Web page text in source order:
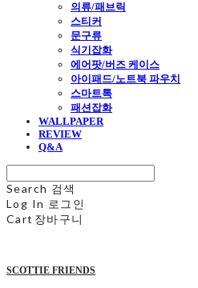
의류/패브릭
스티커
문구류
식기잡화
에어팟/버즈 케이스
아이패드/노트북 파우치
스마트톡
패션잡화
WALLPAPER
REVIEW
Q&A
Search 검색
Log In 로그인
Cart 장바구니
SCOTTIE FRIENDS